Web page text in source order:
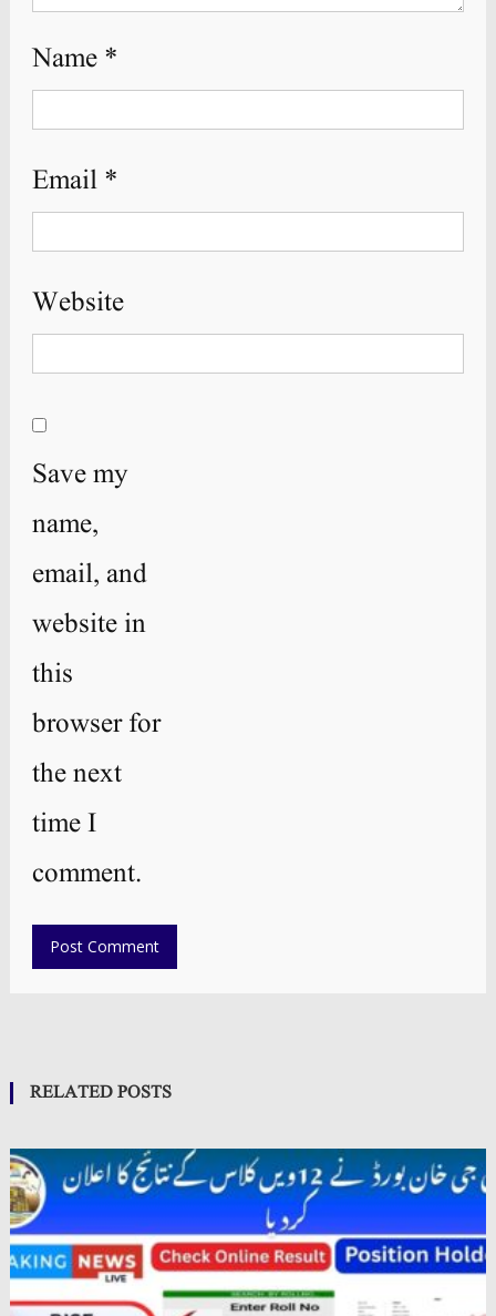
Name *
Email *
Website
Save my
name,
email, and
website in
this
browser for
the next
time I
comment.
RELATED POSTS